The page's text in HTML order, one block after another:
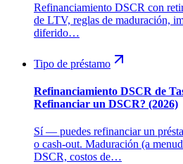
Refinanciamiento DSCR con
de LTV, reglas de maduración,
diferido…
Tipo de préstamo
Refinanciamiento DSCR de
Refinanciar un DSCR? (2026)
Sí — puedes refinanciar un
o cash-out. Maduración (a
DSCR, costos de…